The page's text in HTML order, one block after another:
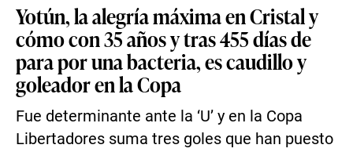
Yotún, la alegría máxima en Cristal y
cómo con 35 años y tras 455 días de
para por una bacteria, es caudillo y
goleador en la Copa
Fue determinante ante la ‘U’ y en la Copa
Libertadores suma tres goles que han puesto